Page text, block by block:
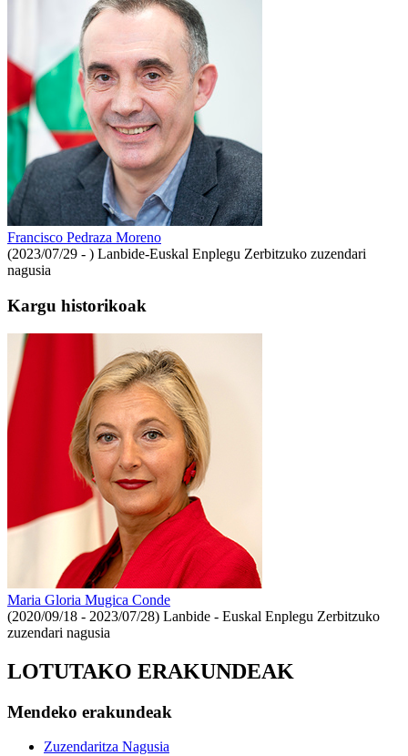
Francisco Pedraza Moreno
(2023/07/29 - ) Lanbide-Euskal Enplegu Zerbitzuko zuzendari
nagusia
Kargu historikoak
Maria Gloria Mugica Conde
(2020/09/18 - 2023/07/28) Lanbide - Euskal Enplegu Zerbitzuko
zuzendari nagusia
LOTUTAKO ERAKUNDEAK
Mendeko erakundeak
Zuzendaritza Nagusia